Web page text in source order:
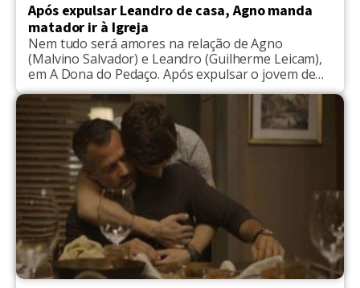
Após expulsar Leandro de casa, Agno manda
matador ir à Igreja
Nem tudo será amores na relação de Agno
(Malvino Salvador) e Leandro (Guilherme Leicam),
em A Dona do Pedaço. Após expulsar o jovem de
casa por ser matador de aluguel, Agno vai perdoar
o crush, mas vai exigir que ele confesse seus
pecados na igreja. A decisão de deixar Leandro
voltar a sua casa vai […]